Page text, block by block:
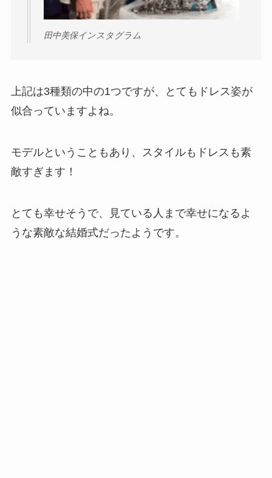
田中美保インスタグラム
上記は3種類の中の1つですが、とてもドレス姿が
似合っていますよね。
モデルということもあり、スタイルもドレスも素
敵すぎます！
とても幸せそうで、見ている人まで幸せになるよ
うな素敵な結婚式だったようです。